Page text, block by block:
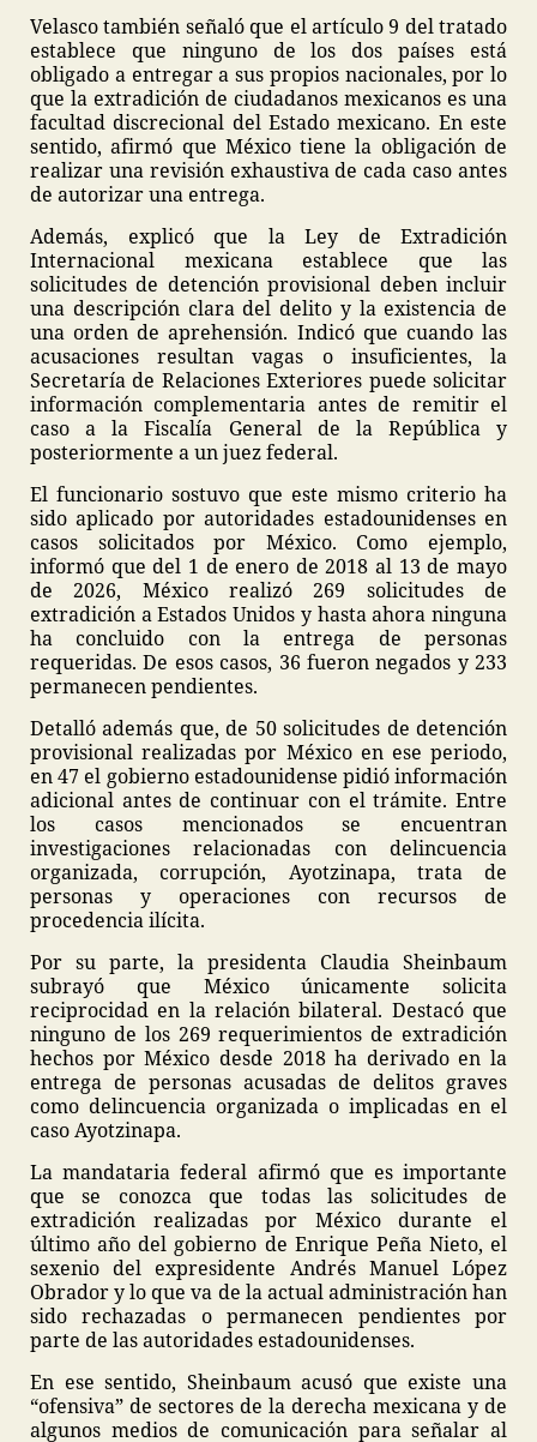
Velasco también señaló que el artículo 9 del tratado
establece que ninguno de los dos países está
obligado a entregar a sus propios nacionales, por lo
que la extradición de ciudadanos mexicanos es una
facultad discrecional del Estado mexicano. En este
sentido, afirmó que México tiene la obligación de
realizar una revisión exhaustiva de cada caso antes
de autorizar una entrega.
Además, explicó que la Ley de Extradición
Internacional mexicana establece que las
solicitudes de detención provisional deben incluir
una descripción clara del delito y la existencia de
una orden de aprehensión. Indicó que cuando las
acusaciones resultan vagas o insuficientes, la
Secretaría de Relaciones Exteriores puede solicitar
información complementaria antes de remitir el
caso a la Fiscalía General de la República y
posteriormente a un juez federal.
El funcionario sostuvo que este mismo criterio ha
sido aplicado por autoridades estadounidenses en
casos solicitados por México. Como ejemplo,
informó que del 1 de enero de 2018 al 13 de mayo
de 2026, México realizó 269 solicitudes de
extradición a Estados Unidos y hasta ahora ninguna
ha concluido con la entrega de personas
requeridas. De esos casos, 36 fueron negados y 233
permanecen pendientes.
Detalló además que, de 50 solicitudes de detención
provisional realizadas por México en ese periodo,
en 47 el gobierno estadounidense pidió información
adicional antes de continuar con el trámite. Entre
los casos mencionados se encuentran
investigaciones relacionadas con delincuencia
organizada, corrupción, Ayotzinapa, trata de
personas y operaciones con recursos de
procedencia ilícita.
Por su parte, la presidenta Claudia Sheinbaum
subrayó que México únicamente solicita
reciprocidad en la relación bilateral. Destacó que
ninguno de los 269 requerimientos de extradición
hechos por México desde 2018 ha derivado en la
entrega de personas acusadas de delitos graves
como delincuencia organizada o implicadas en el
caso Ayotzinapa.
La mandataria federal afirmó que es importante
que se conozca que todas las solicitudes de
extradición realizadas por México durante el
último año del gobierno de Enrique Peña Nieto, el
sexenio del expresidente Andrés Manuel López
Obrador y lo que va de la actual administración han
sido rechazadas o permanecen pendientes por
parte de las autoridades estadounidenses.
En ese sentido, Sheinbaum acusó que existe una
“ofensiva” de sectores de la derecha mexicana y de
algunos medios de comunicación para señalar al